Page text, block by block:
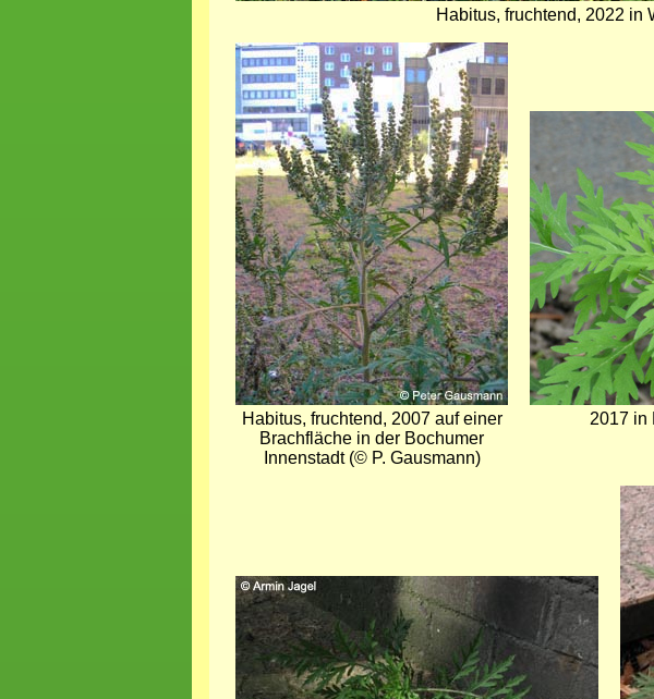
Habitus, fruchtend, 2022 in
Bild
Habitus, fruchtend, 2007 auf einer
Brachfläche in der Bochumer
Innenstadt (© P. Gausmann)
2017 in
Bild
Bild